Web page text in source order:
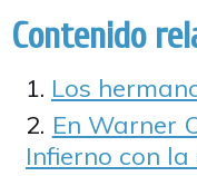
Contenido
Los
En Warner
Infierno con